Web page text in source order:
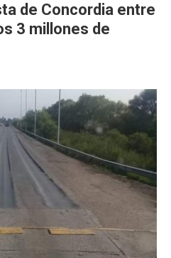
de Concordia entre
3 millones de